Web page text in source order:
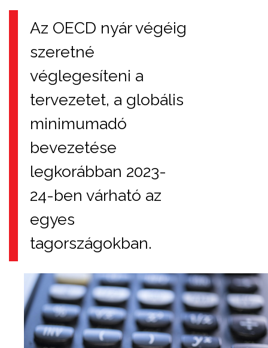
Az OECD nyár végéig
szeretné
véglegesíteni a
tervezetet, a globális
minimumadó
bevezetése
legkorábban 2023-
24-ben várható az
egyes
tagországokban.